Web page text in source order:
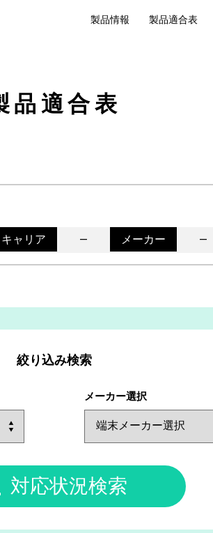
製品情報 製品適合表
品適合表
キャリア ― メーカー ―
絞り込み検索
メーカー選択
対応状況検索